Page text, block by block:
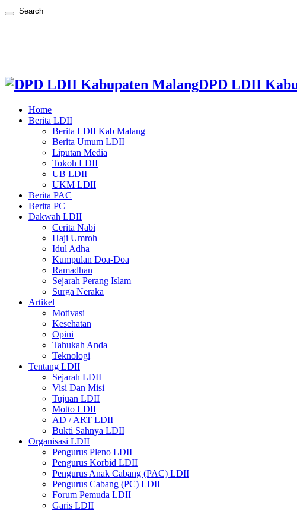
DPD LDII
Home
Berita LDII
Berita LDII Kab Malang
Berita Umum LDII
Liputan Media
Tokoh LDII
UB LDII
UKM LDII
Berita PAC
Berita PC
Dakwah LDII
Cerita Nabi
Haji Umroh
Idul Adha
Kumpulan Doa-Doa
Ramadhan
Sejarah Perang Islam
Surga Neraka
Artikel
Motivasi
Kesehatan
Opini
Tahukah Anda
Teknologi
Tentang LDII
Sejarah LDII
Visi Dan Misi
Tujuan LDII
Motto LDII
AD / ART LDII
Bukti Sahnya LDII
Organisasi LDII
Pengurus Pleno LDII
Pengurus Korbid LDII
Pengurus Anak Cabang (PAC) LDII
Pengurus Cabang (PC) LDII
Forum Pemuda LDII
Garis LDII